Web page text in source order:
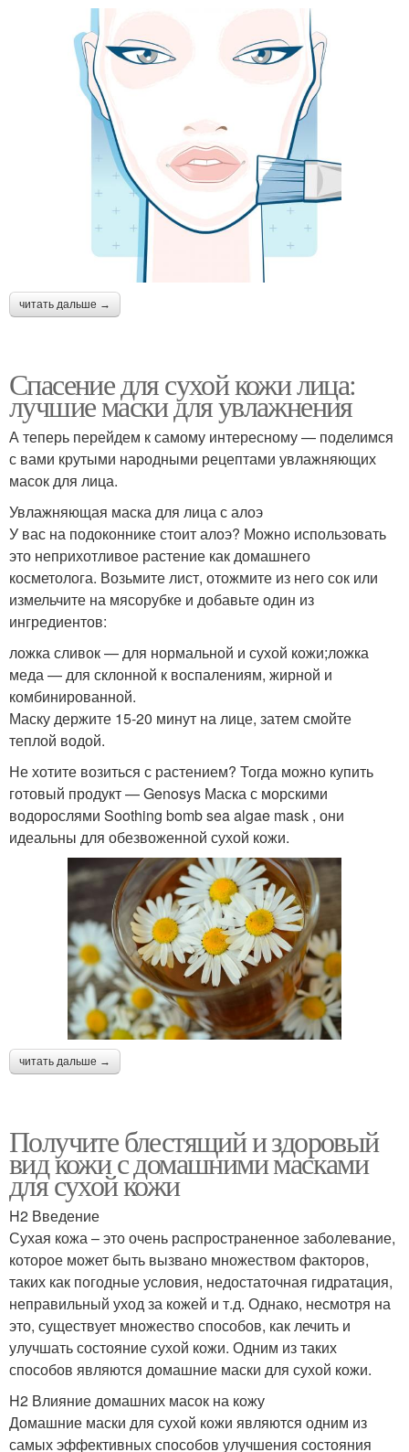
читать дальше →
Спасение для сухой кожи лица:
лучшие маски для увлажнения
А теперь перейдем к самому интересному — поделимся
с вами крутыми народными рецептами увлажняющих
масок для лица.
Увлажняющая маска для лица с алоэ
У вас на подоконнике стоит алоэ? Можно использовать
это неприхотливое растение как домашнего
косметолога. Возьмите лист, отожмите из него сок или
измельчите на мясорубке и добавьте один из
ингредиентов:
ложка сливок — для нормальной и сухой кожи;ложка
меда — для склонной к воспалениям, жирной и
комбинированной.
Маску держите 15-20 минут на лице, затем смойте
теплой водой.
Не хотите возиться с растением? Тогда можно купить
готовый продукт — Genosys Маска с морскими
водорослями Soothing bomb sea algae mask , они
идеальны для обезвоженной сухой кожи.
читать дальше →
Получите блестящий и здоровый
вид кожи с домашними масками
для сухой кожи
H2 Введение
Сухая кожа – это очень распространенное заболевание,
которое может быть вызвано множеством факторов,
таких как погодные условия, недостаточная гидратация,
неправильный уход за кожей и т.д. Однако, несмотря на
это, существует множество способов, как лечить и
улучшать состояние сухой кожи. Одним из таких
способов являются домашние маски для сухой кожи.
H2 Влияние домашних масок на кожу
Домашние маски для сухой кожи являются одним из
самых эффективных способов улучшения состояния